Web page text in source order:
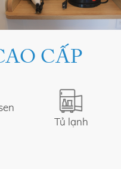
CẤP
Tủ lạnh